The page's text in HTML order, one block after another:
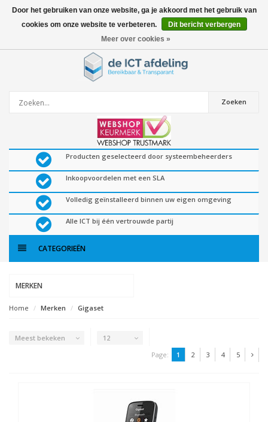
0artikelen
Zoeken
Producten geselecteerd door systeembeheerders
Inkoopvoordelen met een SLA
Volledig geïnstalleerd binnen uw eigen omgeving
Alle ICT bij één vertrouwde partij
CATEGORIEËN
MERKEN
Home Merken Gigaset
Meest bekeken
12
Page:
1 2 3 4 5
Door het gebruiken van onze website, ga je akkoord met het gebruik van
cookies om onze website te verbeteren.
Dit bericht verbergen
Meer over cookies »